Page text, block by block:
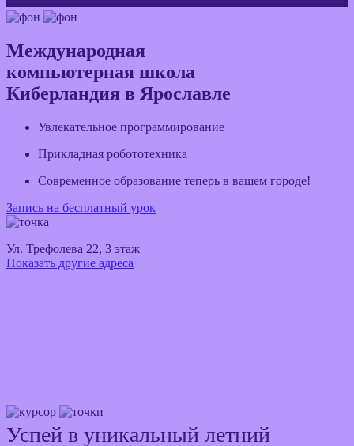
Международная
компьютерная школа
Киберландия в Ярославле
Увлекательное программирование
Прикладная робототехника
Современное образование теперь в вашем городе!
Запись на бесплатный урок
Ул. Трефолева 22, 3 этаж
Показать другие адреса
Успей в уникальный летний